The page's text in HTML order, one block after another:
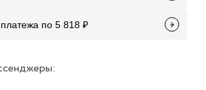
по 5 818 ₽